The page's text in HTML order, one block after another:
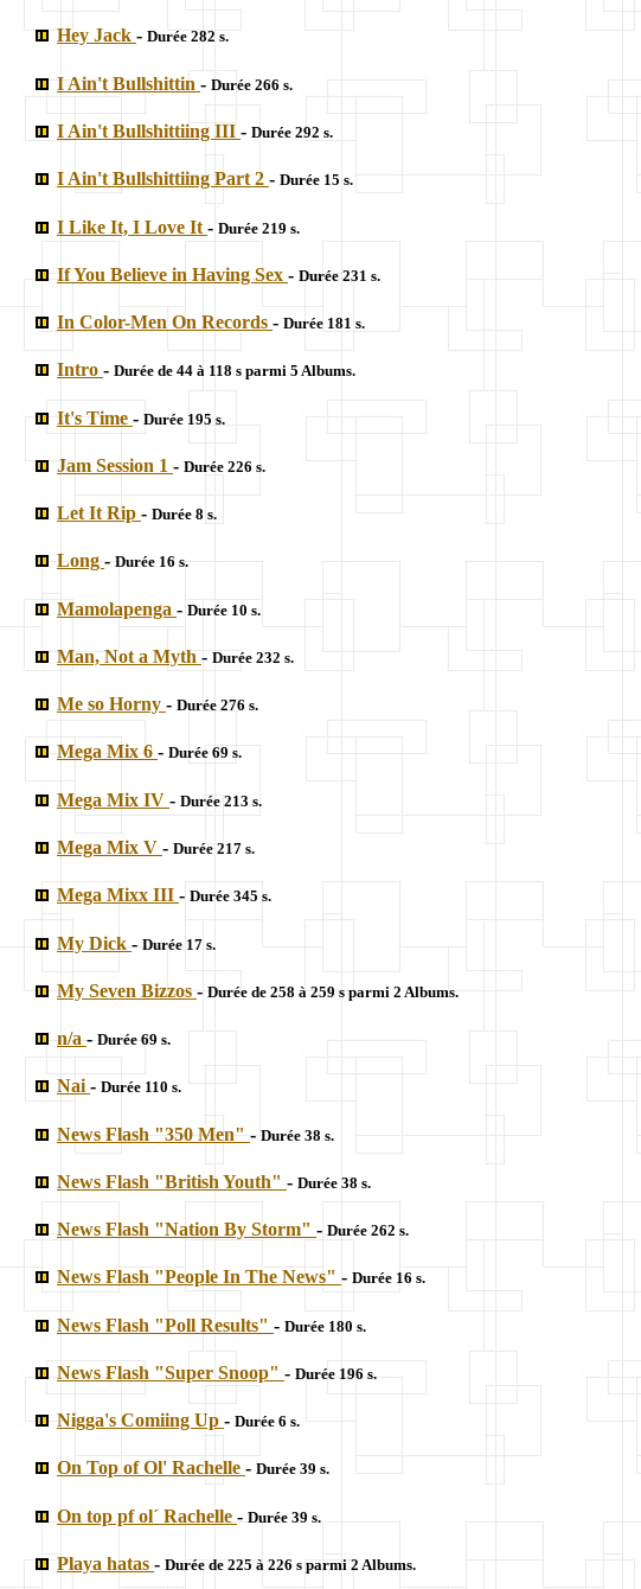
Hey Jack - Durée 282 s.
I Ain't Bullshittin - Durée 266 s.
I Ain't Bullshittiing III - Durée 292 s.
I Ain't Bullshittiing Part 2 - Durée 15 s.
I Like It, I Love It - Durée 219 s.
If You Believe in Having Sex - Durée 231 s.
In Color-Men On Records - Durée 181 s.
Intro - Durée de 44 à 118 s parmi 5 Albums.
It's Time - Durée 195 s.
Jam Session 1 - Durée 226 s.
Let It Rip - Durée 8 s.
Long - Durée 16 s.
Mamolapenga - Durée 10 s.
Man, Not a Myth - Durée 232 s.
Me so Horny - Durée 276 s.
Mega Mix 6 - Durée 69 s.
Mega Mix IV - Durée 213 s.
Mega Mix V - Durée 217 s.
Mega Mixx III - Durée 345 s.
My Dick - Durée 17 s.
My Seven Bizzos - Durée de 258 à 259 s parmi 2 Albums.
n/a - Durée 69 s.
Nai - Durée 110 s.
News Flash "350 Men" -Durée 38 s.
News Flash "British Youth" - Durée 38 s.
News Flash "Nation By Storm" - Durée 262 s.
News Flash "People In The News" - Durée 16 s.
News Flash "Poll Results" - Durée 180 s.
News Flash "Super Snoop" - Durée 196 s.
Nigga's Comiing Up - Durée 6 s.
On Top of Ol' Rachelle - Durée 39 s.
On top pf ol´ Rachelle - Durée 39 s.
Playa hatas - Durée de 225 à 226 s parmi 2 Albums.